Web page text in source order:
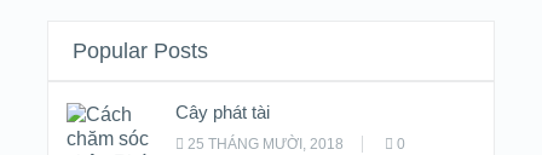
Popular Posts
Cây phát tài
25 THÁNG MƯỜI, 2018 0